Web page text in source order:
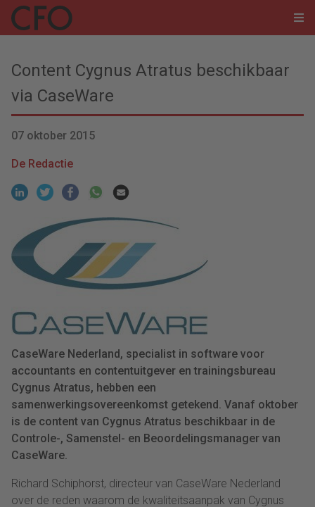
Content Cygnus Atratus beschikbaar
via CaseWare
07 oktober 2015
De Redactie
CaseWare Nederland, specialist in software voor
accountants en contentuitgever en trainingsbureau
Cygnus Atratus, hebben een
samenwerkingsovereenkomst getekend. Vanaf oktober
is de content van Cygnus Atratus beschikbaar in de
Controle-, Samenstel- en Beoordelingsmanager van
CaseWare.
Richard Schiphorst, directeur van CaseWare Nederland
over de reden waarom de kwaliteitsaanpak van Cygnus